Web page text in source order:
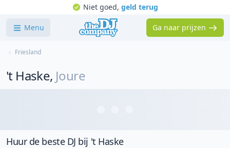
Niet goed, geld terug
Menu Ga naar prijzen
Friesland
't Haske, Joure
Huur de beste DJ bij 't Haske